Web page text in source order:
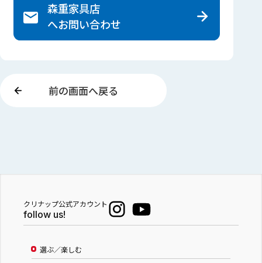
森重家具店
へお問い合わせ
前の画面へ戻る
クリナップ公式アカウント
follow us!
選ぶ／楽しむ